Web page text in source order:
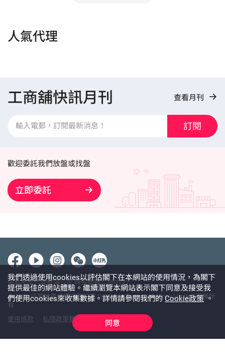
人氣代理
工商舖快訊月刊 查看月刊
訂閱
歡迎委託我們放盤或找盤
立即委託
中原地產代理有限公司 牌照號碼 C-000227
@ 2026 中原地產代理有限公司 Centaline Property Agency Limited 版權所
有
使用條款
私隱政策聲明 免責聲明
我們透過使用cookies以評估閣下在本網站的使用情況，為閣下
提供最佳的網站體驗。繼續瀏覽本網站表示閣下同意及接受我
們使用cookies來收集數據。詳情請參閱我們的Cookie政策。
同意